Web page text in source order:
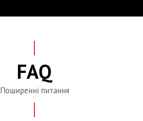
FAQ
Поширенні питання